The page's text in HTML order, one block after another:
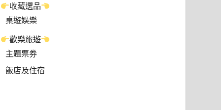
收藏選品
桌遊娛樂
歡樂旅遊
主題票券
飯店及住宿